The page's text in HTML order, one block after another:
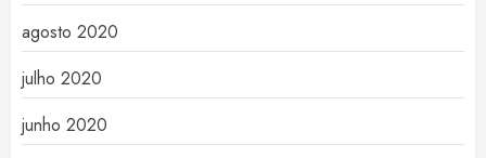
agosto 2020
julho 2020
junho 2020